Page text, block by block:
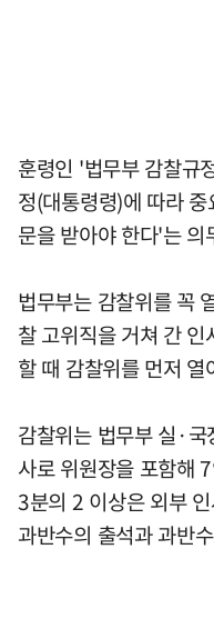
훈령인 '법무부 감찰규
정(대통령령)에 따라
문을 받아야 한다'는 의
법무부는 감찰위를 꼭
찰 고위직을 거쳐 간
할 때 감찰위를 먼저 열
감찰위는 법무부 실·
사로 위원장을 포함해
3분의 2 이상은 외부
과반수의 출석과 과반